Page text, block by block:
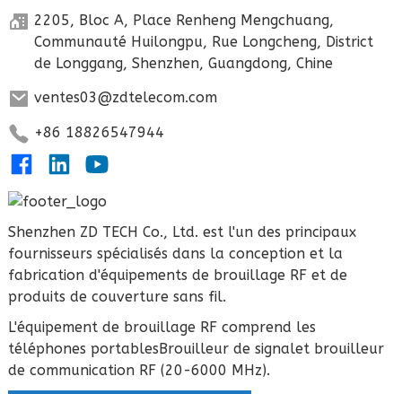
2205, Bloc A, Place Renheng Mengchuang,
Communauté Huilongpu, Rue Longcheng, District
de Longgang, Shenzhen, Guangdong, Chine
ventes03@zdtelecom.com
+86 18826547944
Shenzhen ZD TECH Co., Ltd. est l'un des principaux
fournisseurs spécialisés dans la conception et la
fabrication d'équipements de brouillage RF et de
produits de couverture sans fil.
L'équipement de brouillage RF comprend les
téléphones portables Brouilleur de signalet brouilleur
de communication RF (20-6000 MHz).